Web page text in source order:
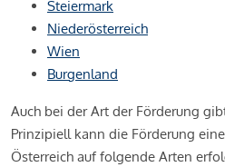
Steiermark
Niederösterreich
Wien
Burgenland
Auch bei der Art der Förderung
Prinzipiell kann die Förderung
Österreich auf folgende Arten